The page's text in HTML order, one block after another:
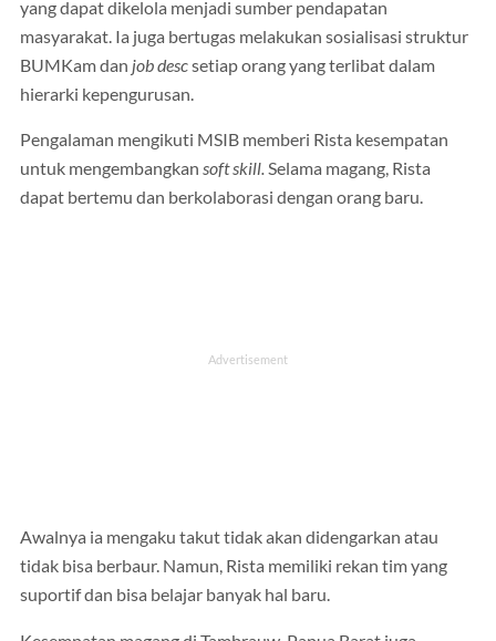
yang dapat dikelola menjadi sumber pendapatan
masyarakat. Ia juga bertugas melakukan sosialisasi struktur
BUMKam dan job descsetiap orang yang terlibat dalam
hierarki kepengurusan.
Pengalaman mengikuti MSIB memberi Rista kesempatan
untuk mengembangkan soft skill.Selama magang, Rista
dapat bertemu dan berkolaborasi dengan orang baru.
Awalnya ia mengaku takut tidak akan didengarkan atau
tidak bisa berbaur. Namun, Rista memiliki rekan tim yang
suportif dan bisa belajar banyak hal baru.